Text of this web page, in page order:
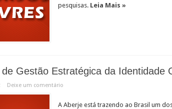
pesquisas. Leia Mais »
Gestão Estratégica da Identidade
Deixe um comentário
A Aberje está trazendo ao Brasil um